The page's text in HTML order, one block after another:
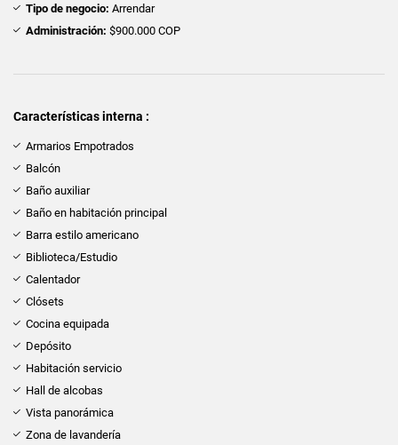
Tipo de negocio: Arrendar
Administración: $900.000 COP
Características interna :
Armarios Empotrados
Balcón
Baño auxiliar
Baño en habitación principal
Barra estilo americano
Biblioteca/Estudio
Calentador
Clósets
Cocina equipada
Depósito
Habitación servicio
Hall de alcobas
Vista panorámica
Zona de lavandería